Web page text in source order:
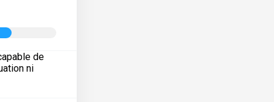
de
ni